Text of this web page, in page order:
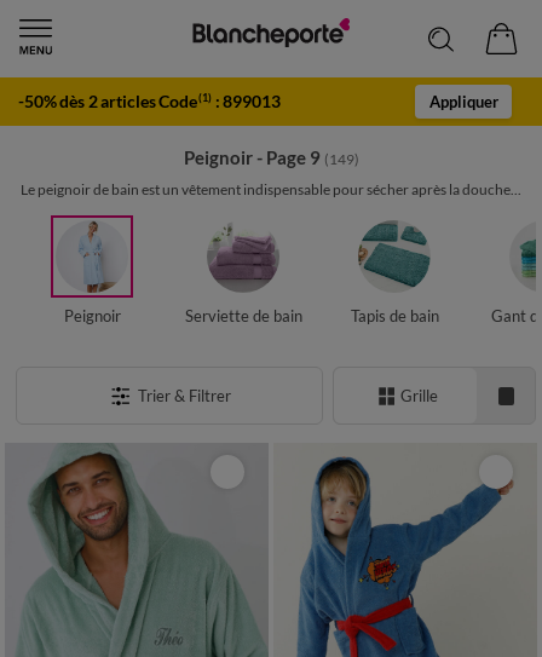
-50% dès 2 articles Code(1) :899013 Appliquer
Peignoir - Page 9 (149)
Le peignoir de bain est un vêtement indispensable pour sécher après la douche...
Peignoir Serviette de bain Tapis de bain Gant
Trier & Filtrer Grille